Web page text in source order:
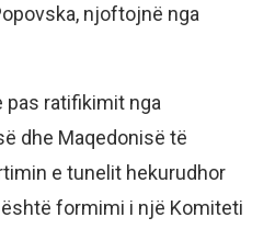
njoftojnë nga
pas ratifikimit nga
dhe Maqedonisë të
e tunelit hekurudhor
formimi i një Komiteti